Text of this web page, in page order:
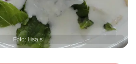
Foto: l.isa.s